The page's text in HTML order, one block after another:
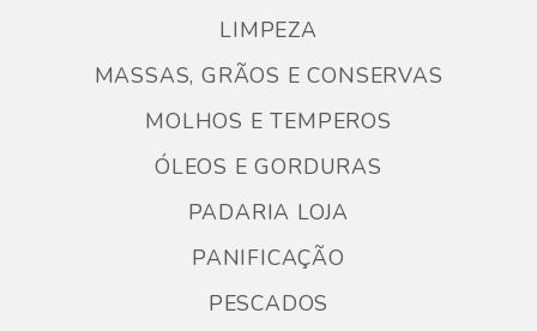
LIMPEZA
MASSAS, GRÃOS E CONSERVAS
MOLHOS E TEMPEROS
ÓLEOS E GORDURAS
PADARIA LOJA
PANIFICAÇÃO
PESCADOS